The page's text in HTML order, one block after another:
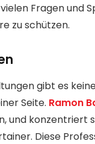
Fragen und
zu schützen.
gibt es
Seite. Ramon
und konzentriert
Diese